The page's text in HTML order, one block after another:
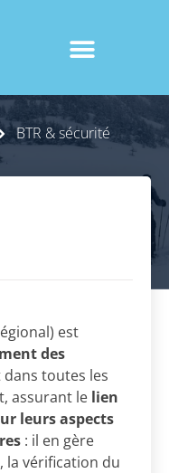
BTR & sécurité
est
des
toutes les
assurant le lien
leurs aspects
: il en gère
la vérification du